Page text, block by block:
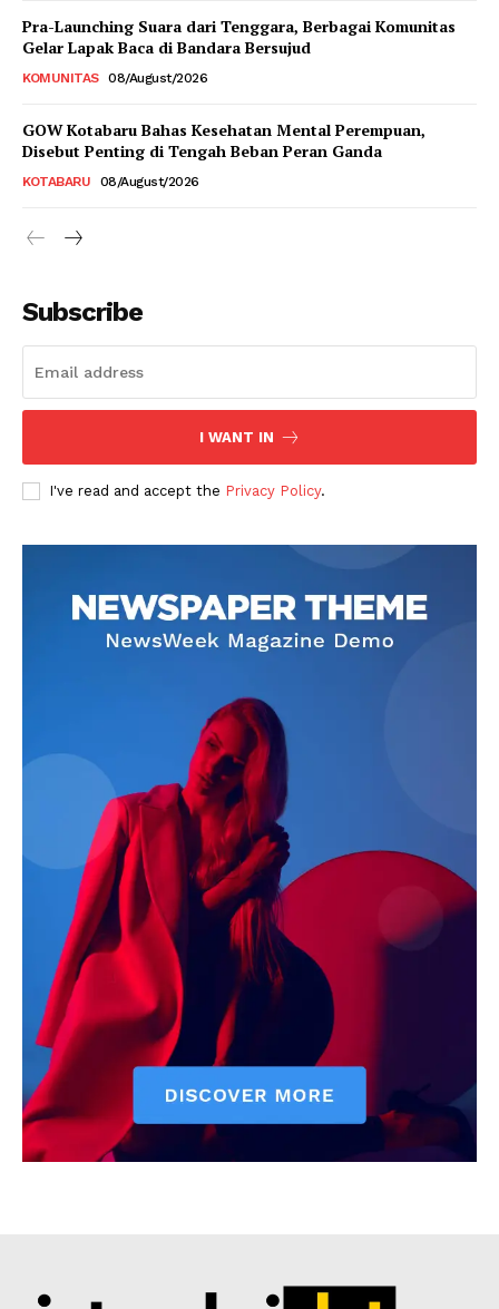
Pra-Launching Suara dari Tenggara, Berbagai Komunitas
Gelar Lapak Baca di Bandara Bersujud
KOMUNITAS 08/August/2026
GOW Kotabaru Bahas Kesehatan Mental Perempuan,
Disebut Penting di Tengah Beban Peran Ganda
KOTABARU 08/August/2026
Subscribe
I WANT IN
I've read and accept the Privacy Policy.